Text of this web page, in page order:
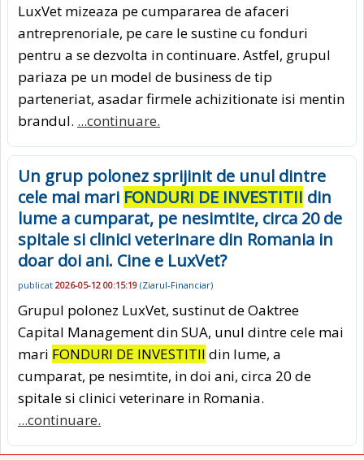
LuxVet mizeaza pe cumpararea de afaceri
antreprenoriale, pe care le sustine cu fonduri
pentru a se dezvolta in continuare. Astfel, grupul
pariaza pe un model de business de tip
parteneriat, asadar firmele achizitionate isi mentin
brandul. ...continuare.
Un grup polonez sprijinit de unul dintre
cele mai mari FONDURI DE INVESTITII din
lume a cumparat, pe nesimtite, circa 20 de
spitale si clinici veterinare din Romania in
doar doi ani. Cine e LuxVet?
publicat 2026-05-12 00:15:19 (Ziarul-Financiar)
Grupul polonez LuxVet, sustinut de Oaktree
Capital Management din SUA, unul dintre cele mai
mari FONDURI DE INVESTITII din lume, a
cumparat, pe nesimtite, in doi ani, circa 20 de
spitale si clinici veterinare in Romania.
...continuare.